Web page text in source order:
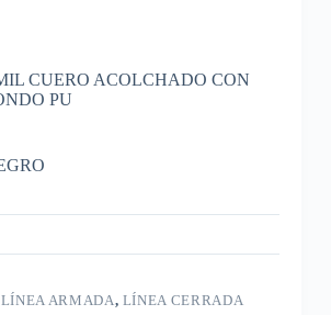
CUERO ACOLCHADO CON
PU
LÍNEA ARMADA, LÍNEA CERRADA